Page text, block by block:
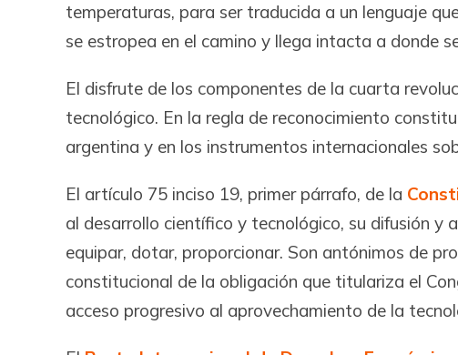
temperaturas, para ser traducida a un lenguaje
se estropea en el camino y llega intacta a donde
El disfrute de los componentes de la cuarta
tecnológico. En la regla de reconocimiento
argentina y en los instrumentos internacionales
El artículo 75 inciso 19, primer párrafo, de la
al desarrollo científico y tecnológico, su difusión y
equipar, dotar, proporcionar. Son antónimos de
constitucional de la obligación que titulariza el
acceso progresivo al aprovechamiento de la